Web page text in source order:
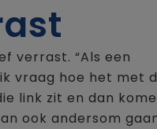
verrast. “Als een
vraag hoe het met
link zit en dan
ook andersom